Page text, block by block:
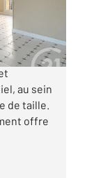
au sein
de taille.
offre